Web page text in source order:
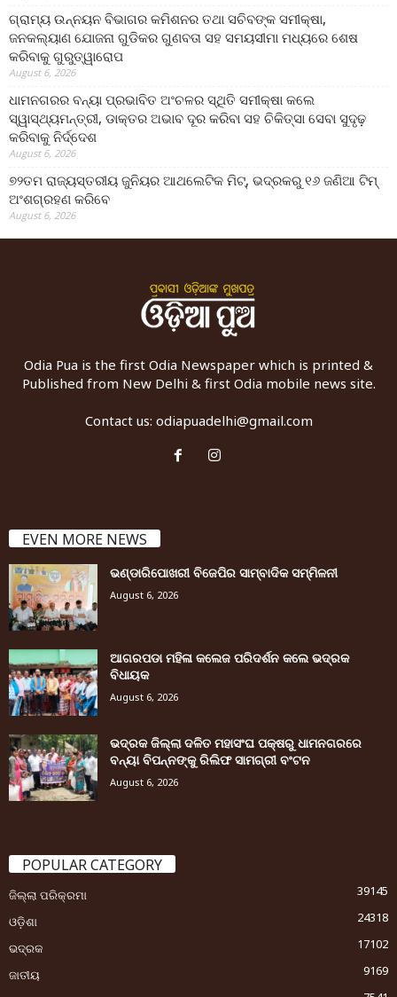
ଗ୍ରାମ୍ୟ ଉନ୍ନୟନ ବିଭାଗର କମିଶନର ତଥା ସଚିବଙ୍କ ସମୀକ୍ଷା,
ଜନକଲ୍ୟାଣ ଯୋଜନା ଗୁଡିକର ଗୁଣବତା ସହ ସମୟସୀମା ମଧ୍ୟରେ ଶେଷ
କରିବାକୁ ଗୁରୁତ୍ୱାରୋପ
August 6, 2026
ଧାମନଗରର ବନ୍ୟା ପ୍ରଭାବିତ ଅଂଚଳର ସ୍ଥିତି ସମୀକ୍ଷା କଲେ
ସ୍ୱାସ୍ଥ୍ୟମନ୍ତ୍ରୀ, ଡାକ୍ତର ଅଭାବ ଦୂର କରିବା ସହ ଚିକିତ୍ସା ସେବା ସୁଦୃଢ଼
କରିବାକୁ ନିର୍ଦ୍ଦେଶ
August 6, 2026
୭୨ତମ ରାଜ୍ୟସ୍ତରୀୟ ଜୁନିୟର ଆଥଲେଟିକ ମିଟ୍‌, ଭଦ୍ରକରୁ ୧୬ ଜଣିଆ ଟିମ୍
ଅଂଶଗ୍ରହଣ କରିବେ
August 6, 2026
Odia Pua is the first Odia Newspaper which is printed &
Published from New Delhi & first Odia mobile news site.
Contact us: odiapuadelhi@gmail.com
EVEN MORE NEWS
ଭଣ୍ଡାରିପୋଖରୀ ବିଜେପିର ସାମ୍ବାଦିକ ସମ୍ମିଳନୀ
August 6, 2026
ଆଗରପଡା ମହିଳା କଲେଜ ପରିଦର୍ଶନ କଲେ ଭଦ୍ରକ
ବିଧାୟକ
August 6, 2026
ଭଦ୍ରକ ଜିଲ୍ଲା ଦଳିତ ମହାସଂଘ ପକ୍ଷରୁ ଧାମନଗରରେ
ବନ୍ୟା ବିପନ୍ନଙ୍କୁ ରିଲିଫ ସାମଗ୍ରୀ ବଂଟନ
August 6, 2026
POPULAR CATEGORY
ଜିଲ୍ଲା ପରିକ୍ରମା
39145
ଓଡ଼ିଶା
24318
ଭଦ୍ରକ
17102
ଜାତୀୟ
9169